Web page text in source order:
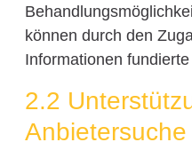
können durch den
Informationen
2.2
Anbietersuche